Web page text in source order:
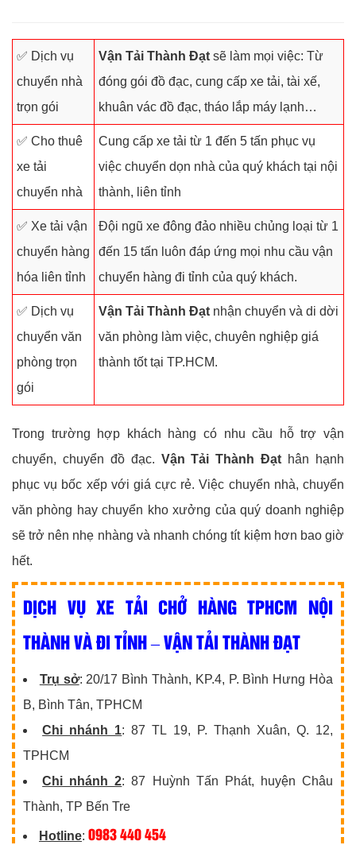
✅ Dịch vụ
chuyển nhà
trọn gói
Vận Tải Thành Đạt sẽ làm mọi việc: Từ
đóng gói đồ đạc, cung cấp xe tải, tài xế,
khuân vác đồ đạc, tháo lắp máy lạnh…
✅ Cho thuê
xe tải
chuyển nhà
Cung cấp xe tải từ 1 đến 5 tấn phục vụ
việc chuyển dọn nhà của quý khách tại nội
thành, liên tỉnh
✅ Xe tải vận
chuyển hàng
hóa liên tỉnh
Đội ngũ xe đông đảo nhiều chủng loại từ 1
đến 15 tấn luôn đáp ứng mọi nhu cầu vận
chuyển hàng đi tỉnh của quý khách.
✅ Dịch vụ
chuyển văn
phòng trọn
gói
Vận Tải Thành Đạt nhận chuyển và di dời
văn phòng làm việc, chuyên nghiệp giá
thành tốt tại TP.HCM.
Trong trường hợp khách hàng có nhu cầu hỗ trợ vận
chuyển, chuyển đồ đạc. Vận Tải Thành Đạt hân hạnh
phục vụ bốc xếp với giá cực rẻ. Việc chuyển nhà, chuyển
văn phòng hay chuyển kho xưởng của quý doanh nghiệp
sẽ trở nên nhẹ nhàng và nhanh chóng tít kiệm hơn bao giờ
hết.
DỊCH VỤ XE TẢI CHỞ HÀNG TPHCM NỘI
THÀNH VÀ ĐI TỈNH – VẬN TẢI THÀNH ĐẠT
Trụ sở: 20/17 Bình Thành, KP.4, P. Bình Hưng Hòa
B, Bình Tân, TPHCM
Chi nhánh 1: 87 TL 19, P. Thạnh Xuân, Q. 12,
TPHCM
Chi nhánh 2: 87 Huỳnh Tấn Phát, huyện Châu
Thành, TP Bến Tre
Hotline: 0983 440 454